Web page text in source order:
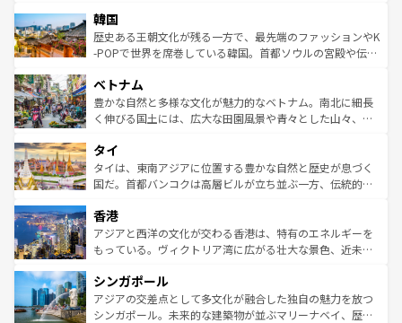
はコンテンツ一覧
いる。アクティビティも充実しており、サーフィンやダイ
ビング、ハイキングなど、アウトドア好きにはたまらな
い。オーストラリアの多彩な魅力を存分に味わいつくそ
参照してほしい。
ン）、静ひつな山岳地帯である台湾東部など、都市の喧騒
と山間の静けさが共存しており、訪れる人に新しい発見と
驚きをもたらしてくれる。また、奥深い台湾の食文化も魅
容にもいいと評判のスイーツなど、バラエティ豊かな料理
が味わえる。 なお、新着の台湾情報は コンテンツ一覧を参
照してほしい。
韓国
歴史ある王朝文化が残る一方で、最先端のファッションやK
-POPで世界を席巻している韓国。首都ソウルの宮殿や伝統
き、地方に足を延ばせば四季折々の自然美を楽しむことが
できる。そして、キムチや焼肉、絶品のストリートフード
まで、さまざまな韓国料理が待っている。夜には、韓国な
リティに包まれながら、韓国の多彩な魅力を心ゆくまで味
わってみてほしい。 なお、新着の韓国情報はコンテンツ一
覧を参照してほしい。
ベトナム
豊かな自然と多様な文化が魅力的なベトナム。南北に細長
く伸びる国土には、広大な田園風景や青々とした山々、世
急速な発展と共に伝統が息づく。ハノイの古い町並みやホ
ーチミン市のフランス統治時代の建物も、独特の雰囲気を
醸し出している。また、バラエティの豊かさとおいしさで
とつ。フォーやバインミー、ベトナムコーヒーなどは、ぜ
ひ現地で味わいたい。どの地域を訪れてもあたたかい人々
が旅行者を迎えてくれるので、きっと忘れられない旅にな
参照してほしい。
タイ
タイは、東南アジアに位置する豊かな自然と歴史が息づく
国だ。首都バンコクは高層ビルが立ち並ぶ一方、伝統的な
の活気が交差している。北部ではチェンマイなどの山岳地
帯で自然と触れ合い、南部ではプーケットやクラビの美し
いビーチでリゾート気分を楽しむことができる。タイ料理
激する。気候は一年中温暖で、どの季節にも異なる楽しみ
が待っている。親しみやすいタイの人々、仏教を中心とし
た文化、そして多様な観光資源が、訪れる旅人を魅了し続
香港
アジアと西洋の文化が交わる香港は、特有のエネルギーを
もっている。ヴィクトリア湾に広がる壮大な景色、近未来
み、どこを訪れても感動するはず。観光スポットが密集し
ており、効率よく見どころを回れるのも魅力。息をのむよ
うな絶景から文化的な体験まで、香港を存分に楽しみ尽く
シンガポール
アジアの交差点として多文化が融合した独自の魅力を放つ
シンガポール。未来的な建築物が並ぶマリーナベイ、歴史